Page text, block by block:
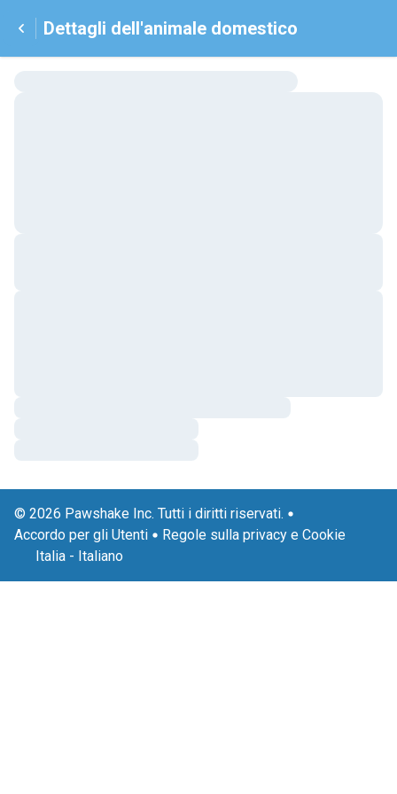
Dettagli dell'animale domestico
© 2026 Pawshake Inc. Tutti i diritti riservati.
Accordo per gli Utenti
Regole sulla privacy e Cookie
Italia - Italiano